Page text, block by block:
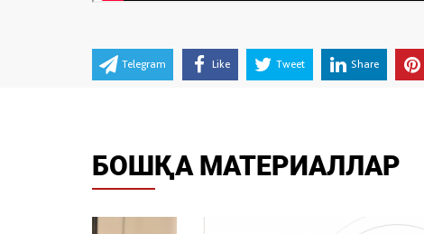
Telegram Like Tweet Share
БОШҚА МАТЕРИАЛЛАР